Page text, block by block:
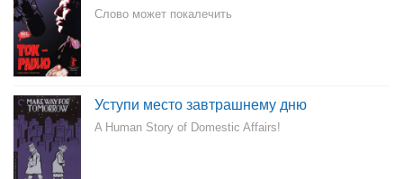
Слово может покалечить
Уступи место завтрашнему дню
A Human Story of Domestic Affairs!